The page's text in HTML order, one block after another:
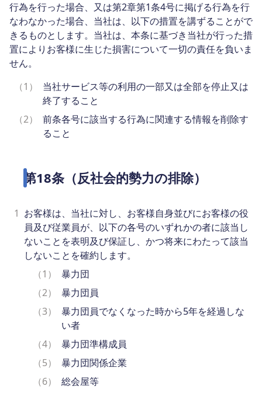
行為を行った場合、又は第2章第1条4号に掲げる行為を行
なわなかった場合、当社は、以下の措置を講ずることがで
きるものとします。当社は、本条に基づき当社が行った措
置によりお客様に生じた損害について一切の責任を負いま
せん。
（1）
当社サービス等の利用の一部又は全部を停止又は
終了すること
（2）
前条各号に該当する行為に関連する情報を削除す
ること
第18条（反社会的勢力の排除）
1 お客様は、当社に対し、お客様自身並びにお客様の役
員及び従業員が、以下の各号のいずれかの者に該当し
ないことを表明及び保証し、かつ将来にわたって該当
しないことを確約します。
（1）
暴力団
（2）
暴力団員
（3）
暴力団員でなくなった時から5年を経過しな
い者
（4）
暴力団準構成員
（5）
暴力団関係企業
（6）
総会屋等